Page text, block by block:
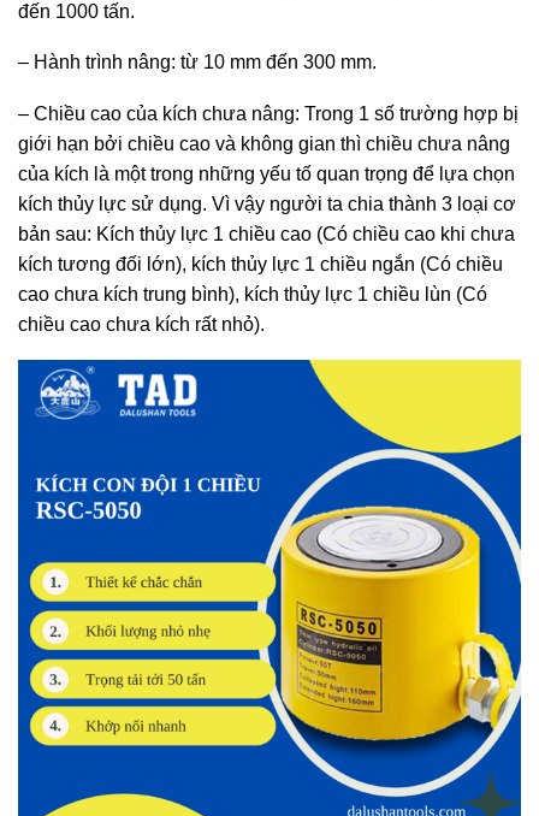
đến 1000 tấn.
– Hành trình nâng: từ 10 mm đến 300 mm.
– Chiều cao của kích chưa nâng: Trong 1 số trường hợp bị
giới hạn bởi chiều cao và không gian thì chiều chưa nâng
của kích là một trong những yếu tố quan trọng để lựa chọn
kích thủy lực sử dụng. Vì vậy người ta chia thành 3 loại cơ
bản sau: Kích thủy lực 1 chiều cao (Có chiều cao khi chưa
kích tương đối lớn), kích thủy lực 1 chiều ngắn (Có chiều
cao chưa kích trung bình), kích thủy lực 1 chiều lùn (Có
chiều cao chưa kích rất nhỏ).